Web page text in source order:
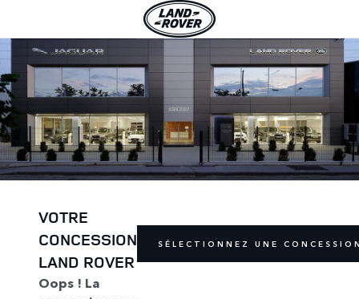
VOTRE
CONCESSION
LAND ROVER
Oops ! La
SÉLECTIONNEZ UNE